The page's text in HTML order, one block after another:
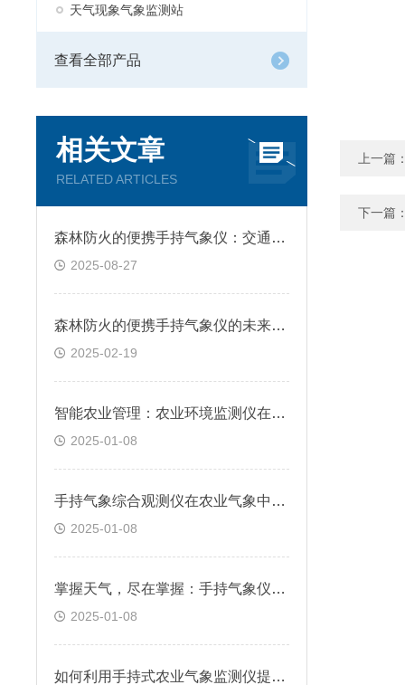
天气现象气象监测站
查看全部产品
相关文章
RELATED ARTICLES
森林防火的便携手持气象仪：交通路况监测的实时助手
2025-08-27
森林防火的便携手持气象仪的未来发展方向
2025-02-19
智能农业管理：农业环境监测仪在农作物生长中的应用
2025-01-08
手持气象综合观测仪在农业气象中的重要作用
2025-01-08
掌握天气，尽在掌握：手持气象仪的功能与优势
2025-01-08
如何利用手持式农业气象监测仪提升农作物产量？
上一篇
下一篇